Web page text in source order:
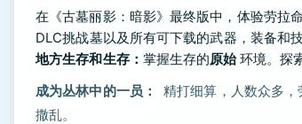
在《古墓丽影：暗影》最终版中，体验劳拉
DLC挑战墓以及所有可下载的武器，装备和
地方生存和生存： 掌握生存的原始 环境。探
成为丛林中的一员：
精打细算，人数众多
撒乱。